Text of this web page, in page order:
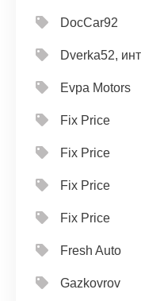
DocCar92
Dverka52,
Evpa Motors
Fix Price
Fix Price
Fix Price
Fix Price
Fresh Auto
Gazkovrov